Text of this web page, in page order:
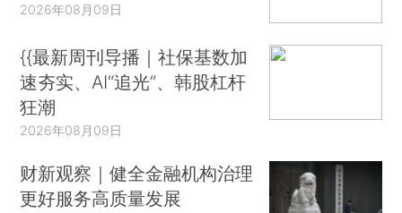
2026年08月09日
{{最新周刊导播｜社保基数加
速夯实、AI“追光”、韩股杠杆
狂潮
2026年08月09日
财新观察｜健全金融机构治理
更好服务高质量发展